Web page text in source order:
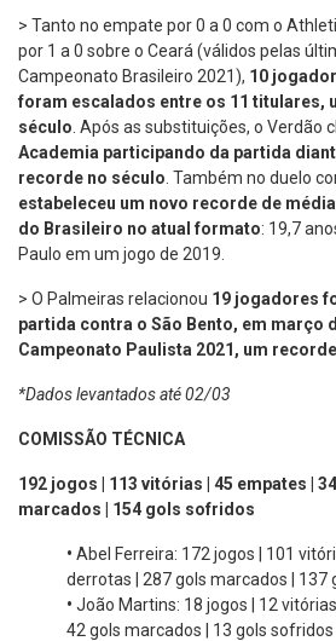
> Tanto no empate por 0 a 0 com o
por 1 a 0 sobre o Ceará (válidos pelas
Campeonato Brasileiro 2021), 10
foram escalados entre os 11 titulares,
século . Após as substituições, o Verdão
Academia participando da partida
recorde no século . Também no duelo
estabeleceu um novo recorde de
do Brasileiro no atual formato: 19,7
Paulo em um jogo de 2019.
> O Palmeiras relacionou 19 jogadores
partida contra o São Bento, em março
Campeonato Paulista 2021, um
*Dados levantados até 02/03
COMISSÃO TÉCNICA
192 jogos | 113 vitórias | 45 empates |
marcados | 154 gols sofridos
• Abel Ferreira: 172 jogos | 101
derrotas | 287 gols marcados | 137
• João Martins: 18 jogos | 12
42 gols marcados | 13 gols sofridos